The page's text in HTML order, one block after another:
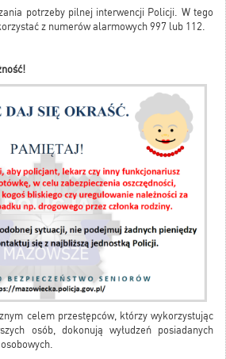
potrzeby pilnej interwencji Policji. W tego
z numerów alarmowych 997 lub 112.
celem przestępców, którzy wykorzystując
osób, dokonują wyłudzeń posiadanych